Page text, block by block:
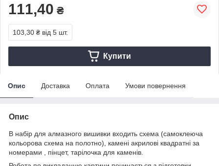
111,40 ₴
103,30 ₴ від 5 шт.
Купити
Опис Доставка Оплата Умови повернення
Опис
В набір для алмазного вишивки входить схема (самоклеюча
кольорова схема на полотно), камені акрилові квадратні за
номерами , пінцет, тарілочка для каменів.